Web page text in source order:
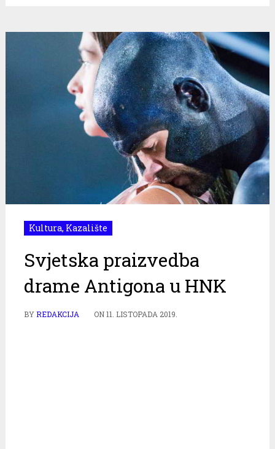
Kultura, Kazalište
Svjetska praizvedba
drame Antigona u HNK
BYREDAKCIJA ON11. LISTOPADA 2019.